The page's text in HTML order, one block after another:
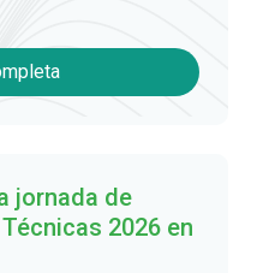
jornada de
2026 en